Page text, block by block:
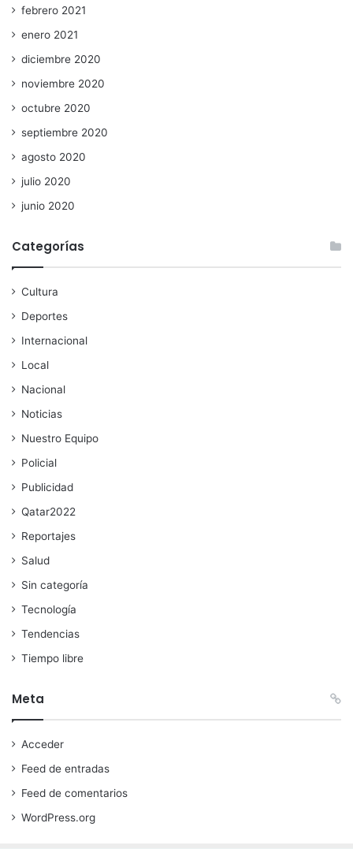
febrero 2021
enero 2021
diciembre 2020
noviembre 2020
octubre 2020
septiembre 2020
agosto 2020
julio 2020
junio 2020
Categorías
Cultura
Deportes
Internacional
Local
Nacional
Noticias
Nuestro Equipo
Policial
Publicidad
Qatar2022
Reportajes
Salud
Sin categoría
Tecnología
Tendencias
Tiempo libre
Meta
Acceder
Feed de entradas
Feed de comentarios
WordPress.org